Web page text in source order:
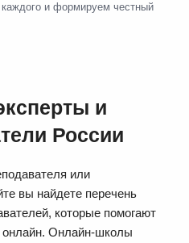
и формируем честный
и
России
или
вы найдете перечень
которые помогают
онлайн. Онлайн-школы